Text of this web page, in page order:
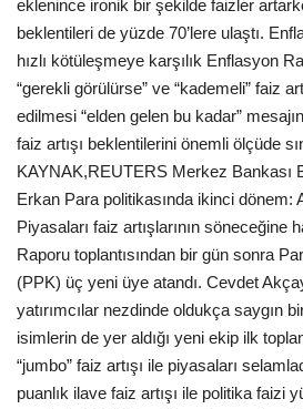
eklenince ironik bir şekilde faizler
beklentileri de yüzde 70’lere ulaştı.
hızlı kötüleşmeye karşılık Enflasyon
“gerekli görülürse” ve “kademeli” faiz
edilmesi “elden gelen bu kadar”
faiz artışı beklentilerini önemli ölçüde
KAYNAK,REUTERS Merkez Bankası
Erkan Para politikasında ikinci dönem:
Piyasaları faiz artışlarının söneceğine
Raporu toplantısından bir gün sonra
(PPK) üç yeni üye atandı. Cevdet
yatırımcılar nezdinde oldukça saygın
isimlerin de yer aldığı yeni ekip ilk
“jumbo” faiz artışı ile piyasaları
puanlık ilave faiz artışı ile politika faizi